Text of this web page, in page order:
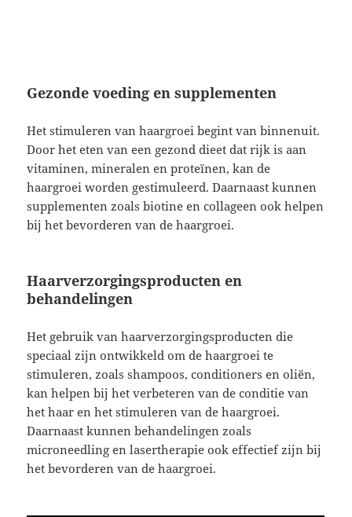
Gezonde voeding en supplementen
Het stimuleren van haargroei begint van binnenuit.
Door het eten van een gezond dieet dat rijk is aan
vitaminen, mineralen en proteïnen, kan de
haargroei worden gestimuleerd. Daarnaast kunnen
supplementen zoals biotine en collageen ook helpen
bij het bevorderen van de haargroei.
Haarverzorgingsproducten en
behandelingen
Het gebruik van haarverzorgingsproducten die
speciaal zijn ontwikkeld om de haargroei te
stimuleren, zoals shampoos, conditioners en oliën,
kan helpen bij het verbeteren van de conditie van
het haar en het stimuleren van de haargroei.
Daarnaast kunnen behandelingen zoals
microneedling en lasertherapie ook effectief zijn bij
het bevorderen van de haargroei.